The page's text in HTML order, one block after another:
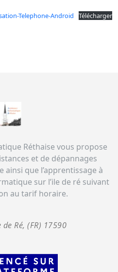
Telephone-Android Télécharger
Réthaise vous propose
et de dépannages
que l’apprentissage à
sur l’ile de ré suivant
au tarif horaire.
de Ré, (FR) 17590